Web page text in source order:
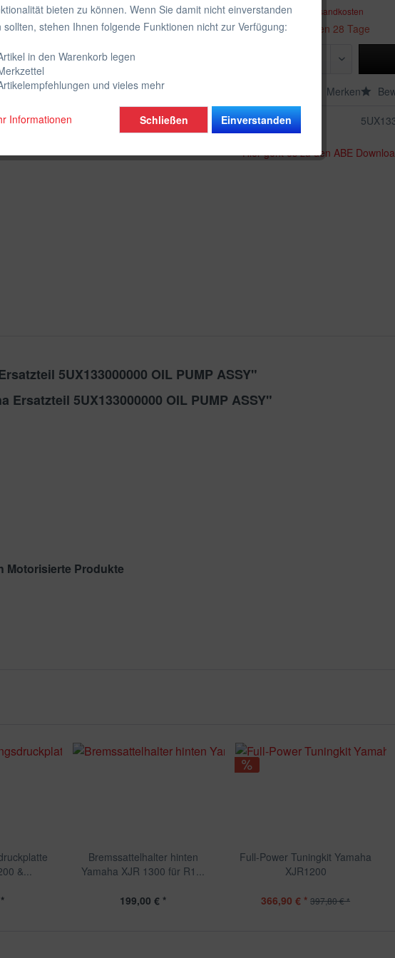
inkl. MwSt.zzgl. Versandkosten
Lieferzeit binnen 28 Tage
Merken
Artikel-Nr.:
Hier geht es zu den ABE
5UX133000000 OIL PUMP ASSY"
5UX133000000 OIL PUMP ASSY"
Motorisierte Produkte
&...
Bremssattelhalter hinten
Yamaha XJR 1300 für R1...
199,00 € *
Full-Power Tuningkit Yamaha
XJR1200
366,90 € * 397,80 € *
bieten zu können. Wenn Sie damit nicht einverstanden
sollten, stehen Ihnen folgende Funktionen nicht zur Verfügung:
in den Warenkorb legen
und vieles mehr
Informationen Einverstanden
Schließen